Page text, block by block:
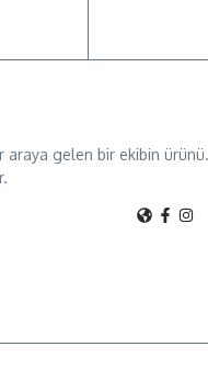
gelen bir ekibin